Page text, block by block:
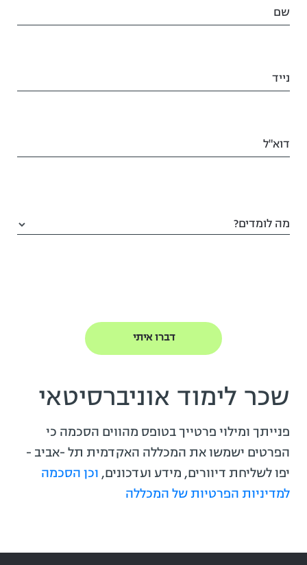
שם
נייד
דוא"ל
מה לומדים?
שכר לימוד אוניברסיטאי
פנייתך ומילוי פרטייך בטופס מהווים הסכמה כי
הפרטים ישמשו את המכללה האקדמית תל -אביב -
יפו לשליחת דיוורים, מידע ועדכונים, וכן הסכמה
למדיניות הפרטיות של המכללה